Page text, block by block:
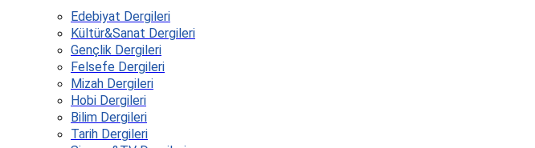
Edebiyat Dergileri
Kültür&Sanat Dergileri
Gençlik Dergileri
Felsefe Dergileri
Mizah Dergileri
Hobi Dergileri
Bilim Dergileri
Tarih Dergileri